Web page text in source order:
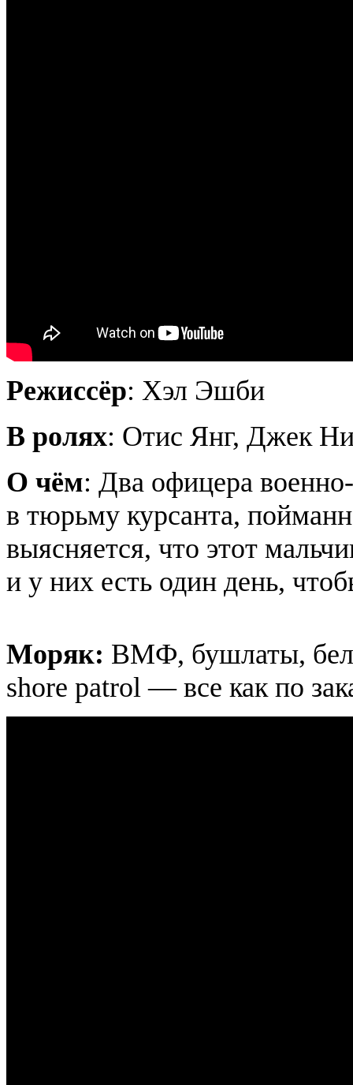
Режиссёр: Хэл Эшби
В ролях: Отис Янг, Джек
О чём: Два офицера
в тюрьму курсанта,
выясняется, что этот
и у них есть один день,
Моряк: ВМФ, бушлаты,
shore patrol — все как по